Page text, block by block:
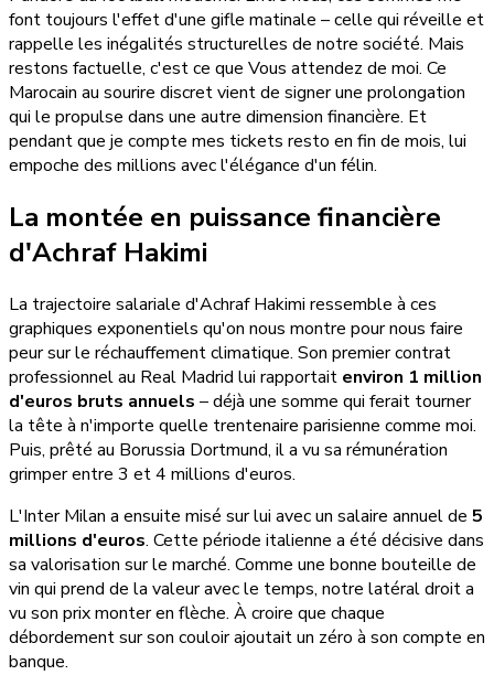
font toujours l'effet d'une gifle matinale – celle qui réveille et
rappelle les inégalités structurelles de notre société. Mais
restons factuelle, c'est ce que Vous attendez de moi. Ce
Marocain au sourire discret vient de signer une prolongation
qui le propulse dans une autre dimension financière. Et
pendant que je compte mes tickets resto en fin de mois, lui
empoche des millions avec l'élégance d'un félin.
La montée en puissance financière
d'Achraf Hakimi
La trajectoire salariale d'Achraf Hakimi ressemble à ces
graphiques exponentiels qu'on nous montre pour nous faire
peur sur le réchauffement climatique. Son premier contrat
professionnel au Real Madrid lui rapportait environ 1 million
d'euros bruts annuels – déjà une somme qui ferait tourner
la tête à n'importe quelle trentenaire parisienne comme moi.
Puis, prêté au Borussia Dortmund, il a vu sa rémunération
grimper entre 3 et 4 millions d'euros.
L'Inter Milan a ensuite misé sur lui avec un salaire annuel de 5
millions d'euros. Cette période italienne a été décisive dans
sa valorisation sur le marché. Comme une bonne bouteille de
vin qui prend de la valeur avec le temps, notre latéral droit a
vu son prix monter en flèche. À croire que chaque
débordement sur son couloir ajoutait un zéro à son compte en
banque.